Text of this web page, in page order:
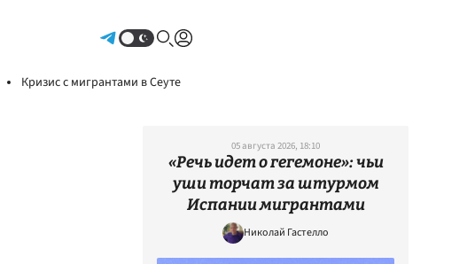
Кризис с мигрантами в Сеуте
05 августа 2026, 18:10
«Речь идет о гегемоне»: чьи
уши торчат за штурмом
Испании мигрантами
Николай Гастелло